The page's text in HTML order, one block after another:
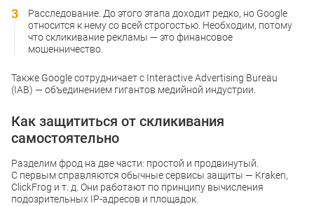
Расследование. До этого этапа доходит редко, но Google
относится к нему со всей строгостью. Необходим, потому
что скликивание рекламы — это финансовое
мошенничество.
Также Google сотрудничает с Interactive Advertising Bureau
(IAB) — объединением гигантов медийной индустрии.
Как защититься от скликивания
самостоятельно
Разделим фрод на две части: простой и продвинутый.
С первым справляются обычные сервисы защиты — Kraken,
ClickFrog и т. д. Они работают по принципу вычисления
подозрительных IP-адресов и площадок.